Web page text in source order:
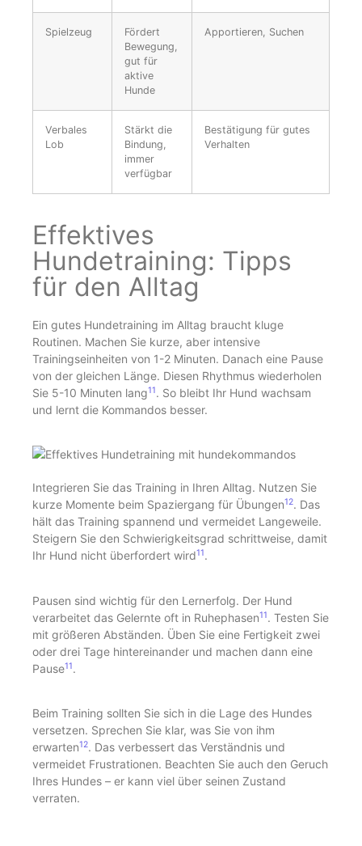
Spielzeug
Fördert
Bewegung,
gut für
aktive
Hunde
Apportieren, Suchen
Verbales
Lob
Stärkt die
Bindung,
immer
verfügbar
Bestätigung für gutes
Verhalten
Effektives
Hundetraining: Tipps
für den Alltag
Ein gutes Hundetraining im Alltag braucht kluge
Routinen. Machen Sie kurze, aber intensive
Trainingseinheiten von 1-2 Minuten. Danach eine Pause
von der gleichen Länge. Diesen Rhythmus wiederholen
Sie 5-10 Minuten lang11. So bleibt Ihr Hund wachsam
und lernt die Kommandos besser.
Integrieren Sie das Training in Ihren Alltag. Nutzen Sie
kurze Momente beim Spaziergang für Übungen12. Das
hält das Training spannend und vermeidet Langeweile.
Steigern Sie den Schwierigkeitsgrad schrittweise, damit
Ihr Hund nicht überfordert wird11.
Pausen sind wichtig für den Lernerfolg. Der Hund
verarbeitet das Gelernte oft in Ruhephasen11. Testen Sie
mit größeren Abständen. Üben Sie eine Fertigkeit zwei
oder drei Tage hintereinander und machen dann eine
Pause11.
Beim Training sollten Sie sich in die Lage des Hundes
versetzen. Sprechen Sie klar, was Sie von ihm
erwarten12. Das verbessert das Verständnis und
vermeidet Frustrationen. Beachten Sie auch den Geruch
Ihres Hundes – er kann viel über seinen Zustand
verraten.